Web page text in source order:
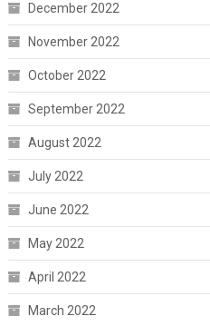
December 2022
November 2022
October 2022
September 2022
August 2022
July 2022
June 2022
May 2022
April 2022
March 2022